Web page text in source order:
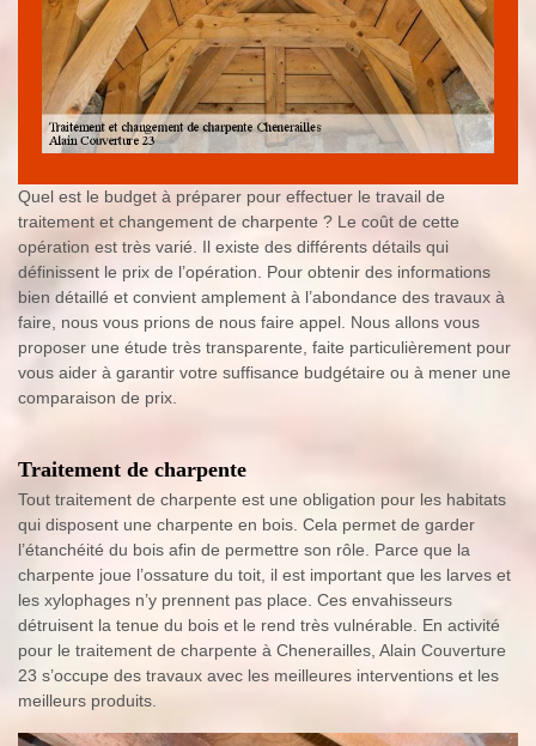
Quel est le budget à préparer pour effectuer le travail de
traitement et changement de charpente ? Le coût de cette
opération est très varié. Il existe des différents détails qui
définissent le prix de l’opération. Pour obtenir des informations
bien détaillé et convient amplement à l’abondance des travaux à
faire, nous vous prions de nous faire appel. Nous allons vous
proposer une étude très transparente, faite particulièrement pour
vous aider à garantir votre suffisance budgétaire ou à mener une
comparaison de prix.
Traitement de charpente
Tout traitement de charpente est une obligation pour les habitats
qui disposent une charpente en bois. Cela permet de garder
l’étanchéité du bois afin de permettre son rôle. Parce que la
charpente joue l’ossature du toit, il est important que les larves et
les xylophages n’y prennent pas place. Ces envahisseurs
détruisent la tenue du bois et le rend très vulnérable. En activité
pour le traitement de charpente à Chenerailles, Alain Couverture
23 s’occupe des travaux avec les meilleures interventions et les
meilleurs produits.